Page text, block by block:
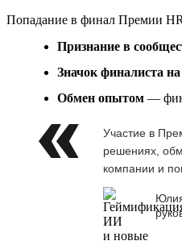
Попадание в финал Премии
Признание в
Значок финалиста
Обмен опытом —
Участие в
решениях,
компании и